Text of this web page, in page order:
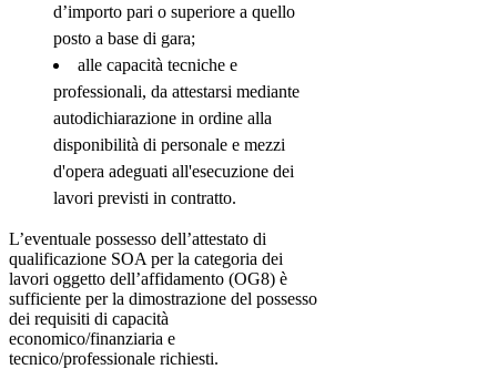
d’importo pari o superiore a quello
posto a base di gara;
alle capacità tecniche e
professionali, da attestarsi mediante
autodichiarazione in ordine alla
disponibilità di personale e mezzi
d'opera adeguati all'esecuzione dei
lavori previsti in contratto.
L’eventuale possesso dell’attestato di
qualificazione SOA per la categoria dei
lavori oggetto dell’affidamento (OG8) è
sufficiente per la dimostrazione del possesso
dei requisiti di capacità
economico/finanziaria e
tecnico/professionale richiesti.